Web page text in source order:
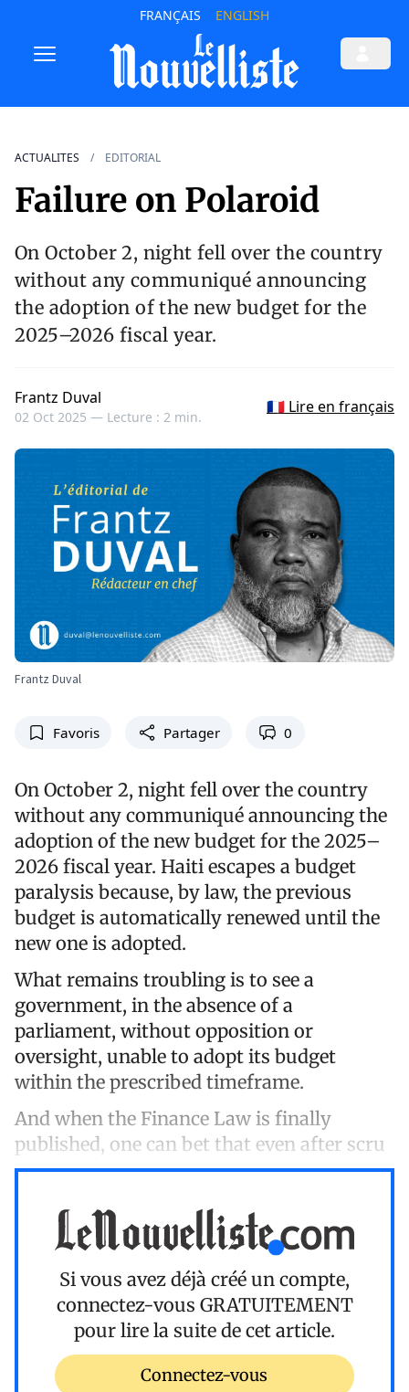
FRANÇAIS ENGLISH
ACTUALITES EDITORIAL
Failure on Polaroid
On October 2, night fell over the country
without any communiqué announcing
the adoption of the new budget for the
2025–2026 fiscal year.
Frantz Duval
02 Oct 2025 — Lecture : 2 min.
🇫🇷 Lire en français
Frantz Duval
Favoris Partager 0
On October 2, night fell over the country
without any communiqué announcing the
adoption of the new budget for the 2025–
2026 fiscal year. Haiti escapes a budget
paralysis because, by law, the previous
budget is automatically renewed until the
new one is adopted.
What remains troubling is to see a
government, in the absence of a
parliament, without opposition or
oversight, unable to adopt its budget
within the prescribed timeframe.
And when the Finance Law is finally
published, one can bet that even after scru
Si vous avez déjà créé un compte,
connectez-vous GRATUITEMENT
pour lire la suite de cet article.
Connectez-vous